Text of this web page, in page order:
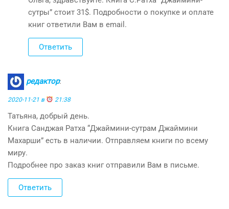
сутры” стоит 31$. Подробности о покупке и оплате
книг ответили Вам в email.
Ответить
редактор:
2020-11-21 в 21:38
Татьяна, добрый день.
Книга Санджая Ратха “Джаймини-сутрам Джаймини
Махарши” есть в наличии. Отправляем книги по всему
миру.
Подробнее про заказ книг отправили Вам в письме.
Ответить